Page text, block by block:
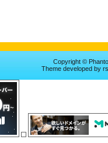
Copyright ©
Theme developed by